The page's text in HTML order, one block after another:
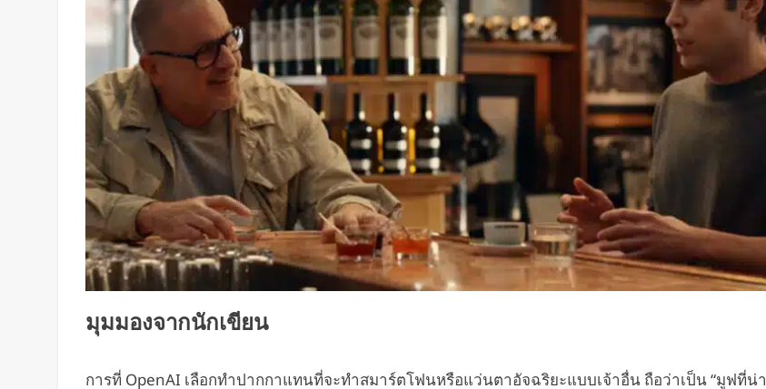
มุมมองจากนักเขียน
การที่ OpenAI เลือกทำปากกาแทนที่จะทำสมาร์ตโฟนหรือแว่นตาอัจฉริยะแบบเจ้าอื่น ถือว่าเป็น “มูฟที่น่า